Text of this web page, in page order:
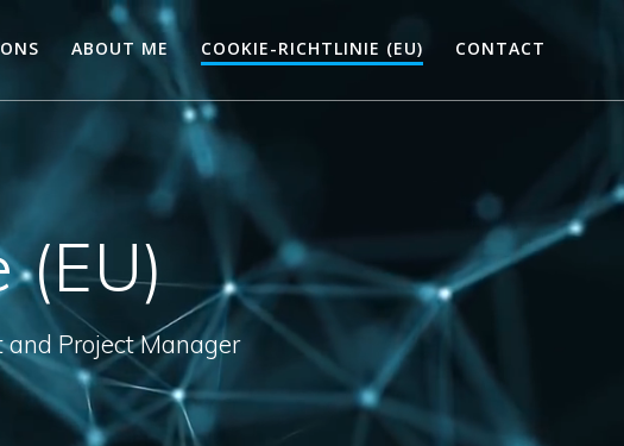
ABOUT ME COOKIE-RICHTLINIE (EU) CONTACT
(EU)
Project Manager